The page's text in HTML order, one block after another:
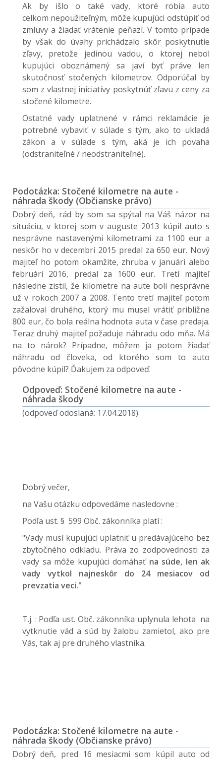
Ak by išlo o také vady, ktoré robia auto
celkom nepoužiteľným, môže kupujúci odstúpiť od
zmluvy a žiadať vrátenie peňazí. V tomto prípade
by však do úvahy prichádzalo skôr poskytnutie
zľavy, pretože jedinou vadou, o ktorej nebol
kupujúci oboznámený sa javí byť práve len
skutočnosť stočených kilometrov. Odporúčal by
som z vlastnej iniciatívy poskytnúť zľavu z ceny za
stočené kilometre.
Ostatné vady uplatnené v rámci reklamácie je
potrebné vybaviť v súlade s tým, ako to ukladá
zákon a v súlade s tým, aká je ich povaha
(odstraniteľné / neodstraniteľné).
Podotázka: Stočené kilometre na aute -
náhrada škody (Občianske právo)
Dobrý deň, rád by som sa spýtal na Váš názor na
situáciu, v ktorej som v auguste 2013 kúpil auto s
nesprávne nastavenými kilometrami za 1100 eur a
neskôr ho v decembri 2015 predal za 650 eur. Nový
majiteľ ho potom okamžite, zhruba v januári alebo
februári 2016, predal za 1600 eur. Tretí majiteľ
následne zistil, že kilometre na aute boli nesprávne
už v rokoch 2007 a 2008. Tento tretí majiteľ potom
zažaloval druhého, ktorý mu musel vrátiť približne
800 eur, čo bola reálna hodnota auta v čase predaja.
Teraz druhý majiteľ požaduje náhradu odo mňa. Má
na to nárok? Prípadne, môžem ja potom žiadať
náhradu od človeka, od ktorého som to auto
pôvodne kúpil? Ďakujem za odpoveď.
Odpoveď: Stočené kilometre na aute -
náhrada škody
(odpoveď odoslaná: 17.04.2018)
Dobrý večer,
na Vašu otázku odpovedáme nasledovne :
Podľa ust. § 599 Obč. zákonníka platí :
"Vady musí kupujúci uplatniť u predávajúceho bez
zbytočného odkladu. Práva zo zodpovednosti za
vady sa môže kupujúci domáhať na súde, len ak
vady vytkol najneskôr do 24 mesiacov od
prevzatia veci."
T.j. : Podľa ust. Obč. zákonníka uplynula lehota na
vytknutie vád a súd by žalobu zamietol, ako pre
Vás, tak aj pre druhého vlastníka.
Podotázka: Stočené kilometre na aute -
náhrada škody (Občianske právo)
Dobrý deň, pred 16 mesiacmi som kúpil auto od